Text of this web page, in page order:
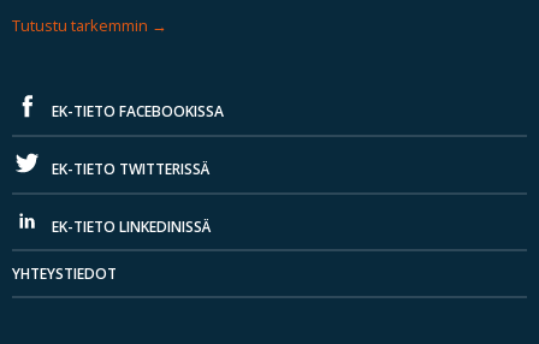
Tutustu tarkemmin
EK-TIETO FACEBOOKISSA
EK-TIETO TWITTERISSÄ
EK-TIETO LINKEDINISSÄ
YHTEYSTIEDOT